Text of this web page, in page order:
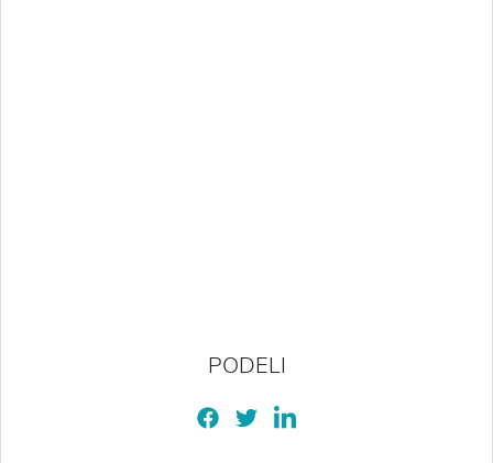
PODELI